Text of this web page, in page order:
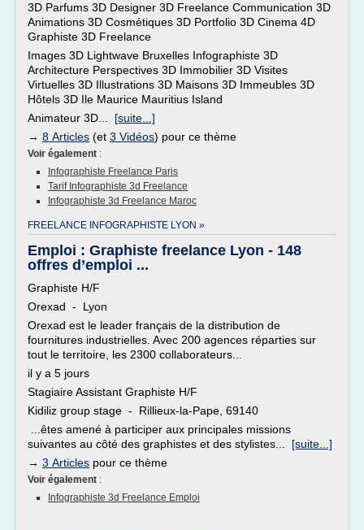
3D Parfums 3D Designer 3D Freelance Communication 3D
Animations 3D Cosmétiques 3D Portfolio 3D Cinema 4D
Graphiste 3D Freelance
Images 3D Lightwave Bruxelles Infographiste 3D
Architecture Perspectives 3D Immobilier 3D Visites
Virtuelles 3D Illustrations 3D Maisons 3D Immeubles 3D
Hôtels 3D Ile Maurice Mauritius Island
Animateur 3D... [suite...]
→ 8 Articles (et 3 Vidéos) pour ce thème
Voir également :
Infographiste Freelance Paris
Tarif Infographiste 3d Freelance
Infographiste 3d Freelance Maroc
FREELANCE INFOGRAPHISTE LYON »
Emploi : Graphiste freelance Lyon - 148
offres d’emploi ...
Graphiste H/F
Orexad - Lyon
Orexad est le leader français de la distribution de
fournitures industrielles. Avec 200 agences réparties sur
tout le territoire, les 2300 collaborateurs...
il y a 5 jours
Stagiaire Assistant Graphiste H/F
Kidiliz group stage - Rillieux-la-Pape, 69140
...êtes amené à participer aux principales missions
suivantes au côté des graphistes et des stylistes... [suite...]
→ 3 Articles pour ce thème
Voir également :
Infographiste 3d Freelance Emploi